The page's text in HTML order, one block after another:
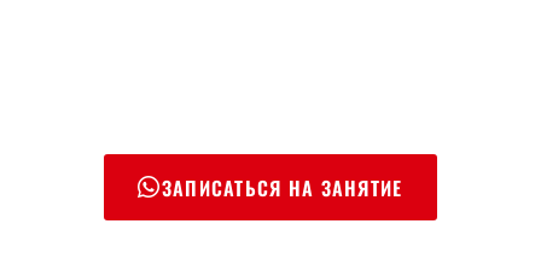
ЗАПИСАТЬСЯ НА ЗАНЯТИЕ